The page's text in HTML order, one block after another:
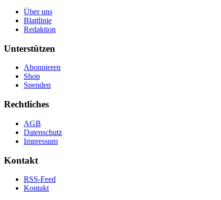
Über uns
Blattlinie
Redaktion
Unterstützen
Abonnieren
Shop
Spenden
Rechtliches
AGB
Datenschutz
Impressum
Kontakt
RSS-Feed
Kontakt